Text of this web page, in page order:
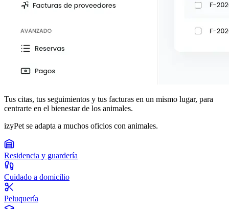
Tus citas, tus seguimientos y tus facturas en un mismo lugar, para
centrarte en el bienestar de los animales.
izyPet se adapta a muchos oficios con animales.
Residencia y guardería
Cuidado a domicilio
Peluquería